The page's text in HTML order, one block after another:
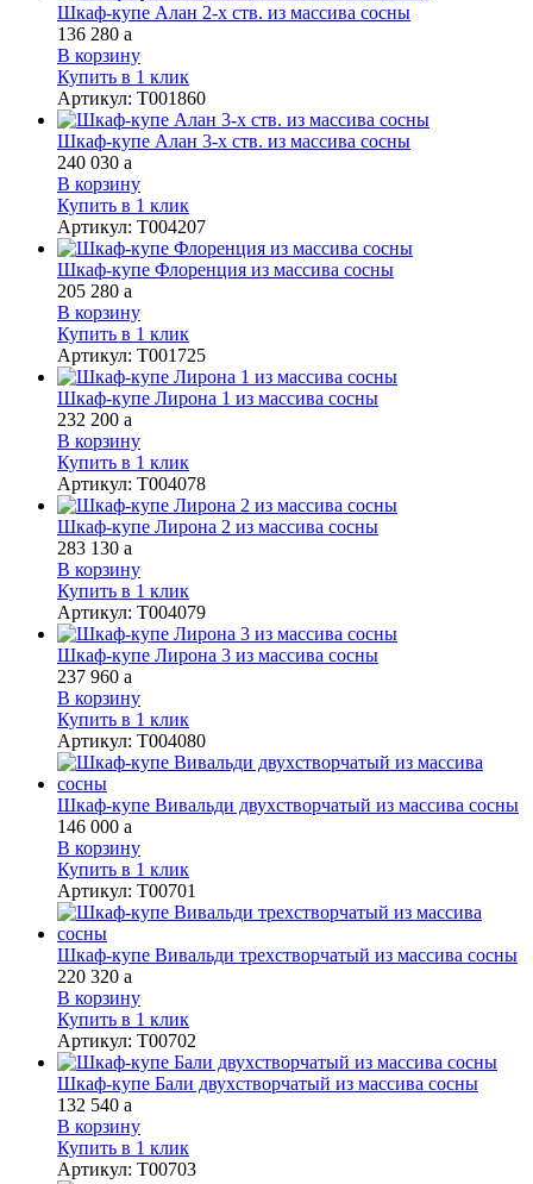
Шкаф-купе Алан 2-х ств. из массива сосны
136 280 a
В корзину
Купить в 1 клик
Артикул: Т001860
Шкаф-купе Алан 3-х ств. из массива сосны
240 030 a
В корзину
Купить в 1 клик
Артикул: Т004207
Шкаф-купе Флоренция из массива сосны
205 280 a
В корзину
Купить в 1 клик
Артикул: Т001725
Шкаф-купе Лирона 1 из массива сосны
232 200 a
В корзину
Купить в 1 клик
Артикул: Т004078
Шкаф-купе Лирона 2 из массива сосны
283 130 a
В корзину
Купить в 1 клик
Артикул: Т004079
Шкаф-купе Лирона 3 из массива сосны
237 960 a
В корзину
Купить в 1 клик
Артикул: Т004080
Шкаф-купе Вивальди двухстворчатый из массива сосны
146 000 a
В корзину
Купить в 1 клик
Артикул: Т00701
Шкаф-купе Вивальди трехстворчатый из массива сосны
220 320 a
В корзину
Купить в 1 клик
Артикул: Т00702
Шкаф-купе Бали двухстворчатый из массива сосны
132 540 a
В корзину
Купить в 1 клик
Артикул: Т00703